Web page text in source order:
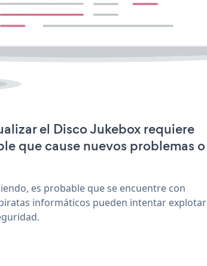
el Disco Jukebox requiere
que cause nuevos problemas o
es probable que se encuentre con
informáticos pueden intentar explotar